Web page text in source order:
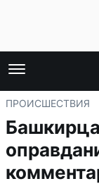
ПРОИСШЕСТВИЯ